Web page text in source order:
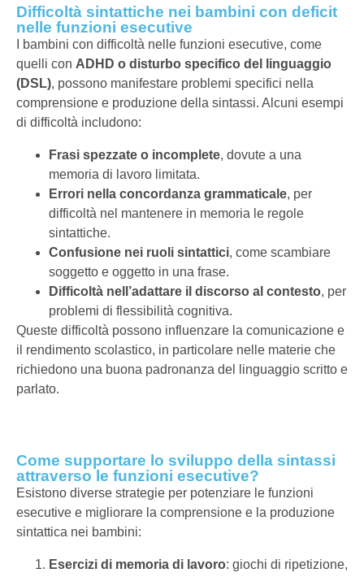
Difficoltà sintattiche nei bambini con deficit
nelle funzioni esecutive
I bambini con difficoltà nelle funzioni esecutive, come
quelli con ADHD o disturbo specifico del linguaggio
(DSL), possono manifestare problemi specifici nella
comprensione e produzione della sintassi. Alcuni esempi
di difficoltà includono:
Frasi spezzate o incomplete, dovute a una
memoria di lavoro limitata.
Errori nella concordanza grammaticale, per
difficoltà nel mantenere in memoria le regole
sintattiche.
Confusione nei ruoli sintattici, come scambiare
soggetto e oggetto in una frase.
Difficoltà nell’adattare il discorso al contesto, per
problemi di flessibilità cognitiva.
Queste difficoltà possono influenzare la comunicazione e
il rendimento scolastico, in particolare nelle materie che
richiedono una buona padronanza del linguaggio scritto e
parlato.
Come supportare lo sviluppo della sintassi
attraverso le funzioni esecutive?
Esistono diverse strategie per potenziare le funzioni
esecutive e migliorare la comprensione e la produzione
sintattica nei bambini:
Esercizi di memoria di lavoro: giochi di ripetizione,